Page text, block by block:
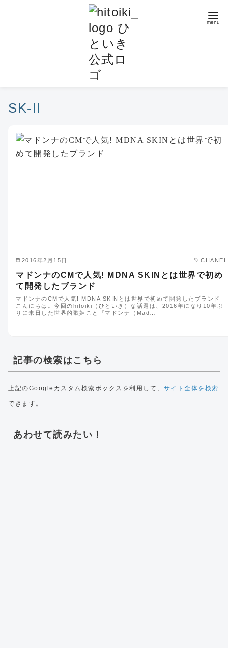
SK-II
2016年2月15日 CHANEL
マドンナのCMで人気! MDNA SKINとは世界で初め
て開発したブランド
マドンナのCMで人気! MDNA SKINとは世界で初めて開発したブランド
こんにちは。今回のhitoiki（ひといき）な話題は、2016年になり10年ぶ
りに来日した世界的歌姫こと『マドンナ（Mad…
記事の検索はこちら
上記のGoogleカスタム検索ボックスを利用して、 サイト全体を検索
できます。
あわせて読みたい！